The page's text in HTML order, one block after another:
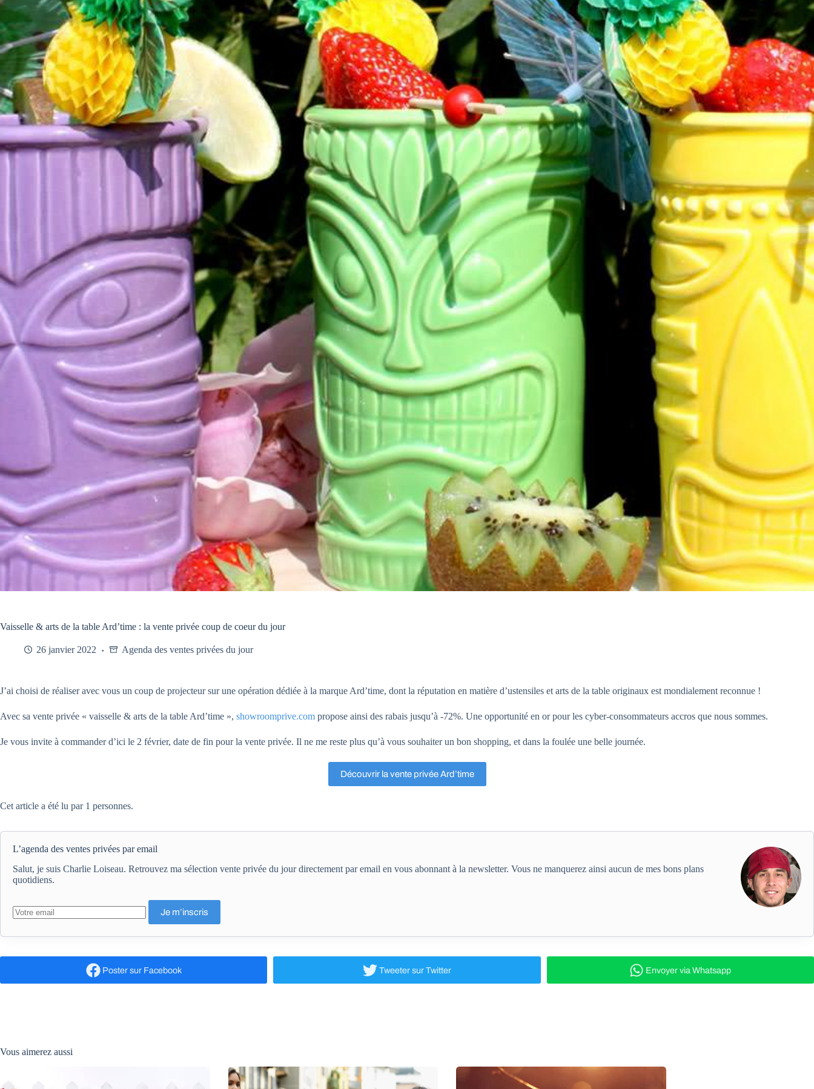
Vaisselle & arts de la table Ard’time : la vente privée coup de coeur du jour
26 janvier 2022 Agenda des ventes privées du jour
J’ai choisi de réaliser avec vous un coup de projecteur sur une opération dédiée à la marque Ard’time, dont la réputation en matière d’ustensiles et arts de la table originaux est mondialement reconnue !
Avec sa vente privée « vaisselle & arts de la table Ard’time », showroomprive.com propose ainsi des rabais jusqu’à -72%. Une opportunité en or pour les cyber-consommateurs accros que nous sommes.
Je vous invite à commander d’ici le 2 février, date de fin pour la vente privée. Il ne me reste plus qu’à vous souhaiter un bon shopping, et dans la foulée une belle journée.
Découvrir la vente privée Ard’time
Cet article a été lu par 1 personnes.
L’agenda des ventes privées par email
Salut, je suis Charlie Loiseau. Retrouvez ma sélection vente privée du jour directement par email en vous abonnant à la newsletter. Vous ne manquerez ainsi aucun de mes bons plans
quotidiens.
Postersur Facebook Tweetersur Twitter Envoyervia Whatsapp
Vous aimerez aussi